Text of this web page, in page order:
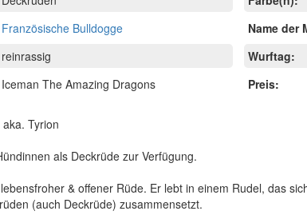
Französische Bulldogge
reinrassig
Iceman The Amazing Dragons
Name der
Wurftag:
Preis:
Tyrion
als Deckrüde zur Verfügung.
& offener Rüde. Er lebt in einem Rudel, das
(auch Deckrüde) zusammensetzt.